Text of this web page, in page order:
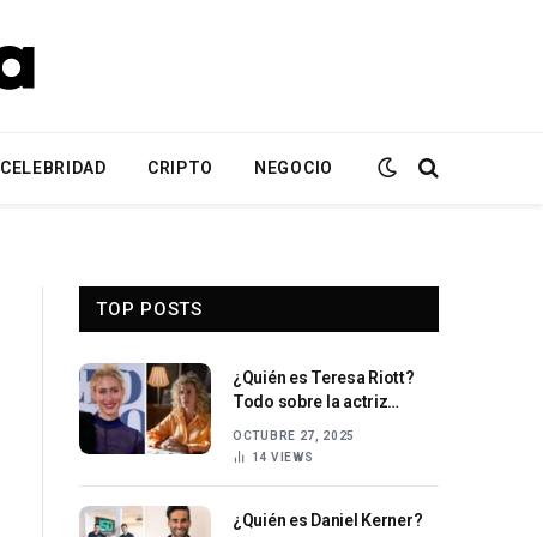
CELEBRIDAD CRIPTO NEGOCIO
TOP POSTS
¿Quién es Teresa Riott?
Todo sobre la actriz
OCTUBRE 27, 2025
14 VIEWS
¿Quién es Daniel Kerner?